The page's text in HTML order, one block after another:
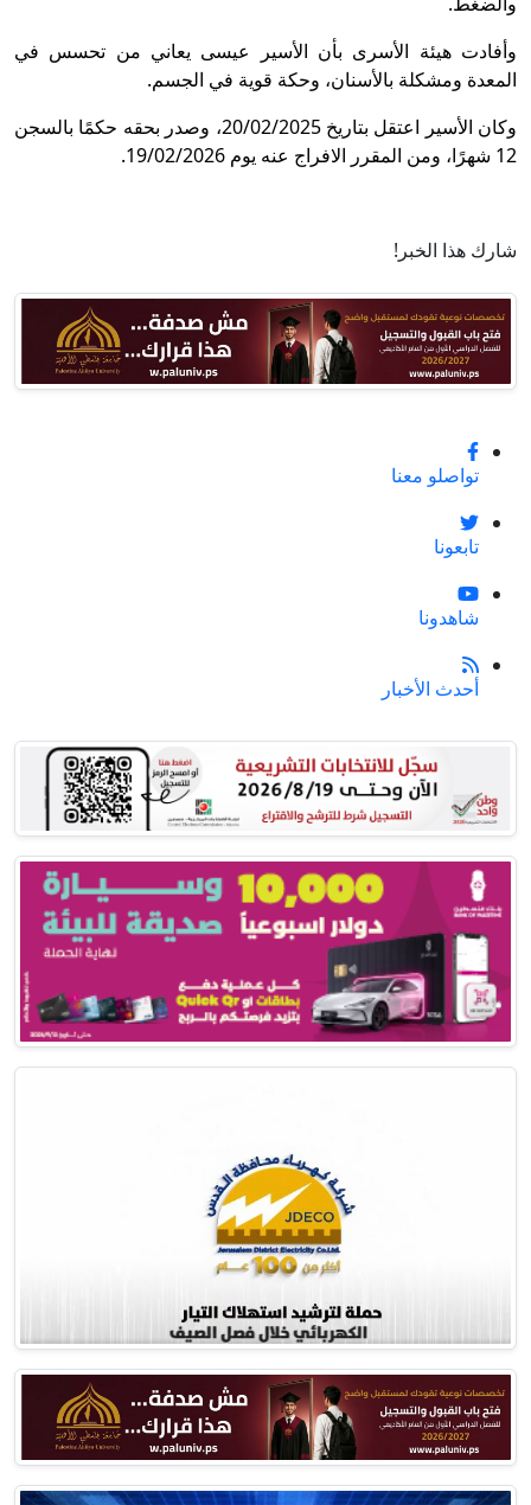
وأفادت هيئة الأسرى بأن الأسير عيسى يعاني من تحسس في
المعدة ومشكلة بالأسنان، وحكة قوية في الجسم.
وكان الأسير اعتقل بتاريخ 20/02/2025، وصدر بحقه حكمًا بالسجن
12 شهرًا، ومن المقرر الافراج عنه يوم 19/02/2026.
شارك هذا الخبر!
تواصلو معنا
تابعونا
شاهدونا
أحدث الأخبار